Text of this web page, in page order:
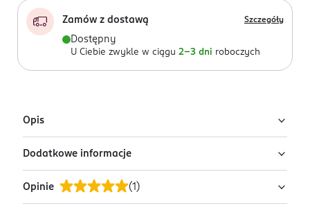
Zamów z dostawą Szczegóły
Dostępny
U Ciebie zwykle w ciągu 2-3 dni roboczych
Opis
Zestaw sztucznych paznokci KillyS
Sztuczne paznokcie KillyS w delikatnej, różowej
kolorystyce z dekoracyjnym wzorem zebry i
Dodatkowe informacje
PRZYGOTOWANIE I STOSOWANIE
Opinie (1 )